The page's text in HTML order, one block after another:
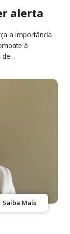
alerta
a importância
à
de…
Saiba Mais